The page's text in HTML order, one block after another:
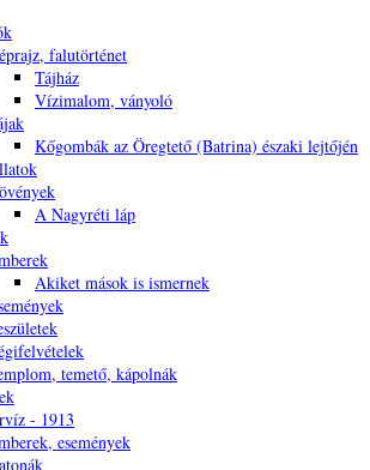
falutörténet
Tájház
Vízimalom, ványoló
Kőgombák az Öregtető (Batrina) északi lejtőjén
A Nagyréti láp
Akiket mások is ismernek
temető, kápolnák
- 1913
események